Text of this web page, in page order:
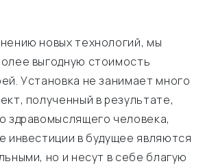
новых технологий, мы
выгодную стоимость
Установка не занимает много
полученный в результате,
здравомыслящего человека,
инвестиции в будущее являются
но и несут в себе благую